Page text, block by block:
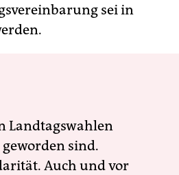
sei in
Landtagswahlen
sind.
Auch und vor